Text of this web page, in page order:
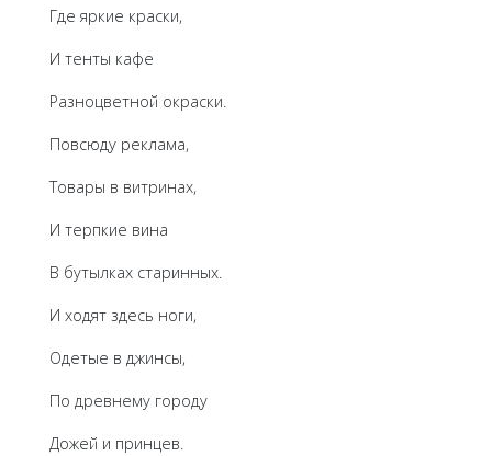
Где яркие краски,
И тенты кафе
Разноцветной окраски.
Повсюду реклама,
Товары в витринах,
И терпкие вина
В бутылках старинных.
И ходят здесь ноги,
Одетые в джинсы,
По древнему городу
Дожей и принцев.